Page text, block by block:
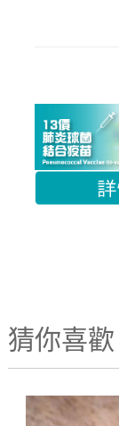
猜你喜歡